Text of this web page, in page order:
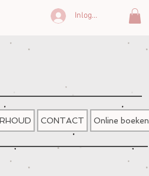
Inloggen
CONTACT Online boeken